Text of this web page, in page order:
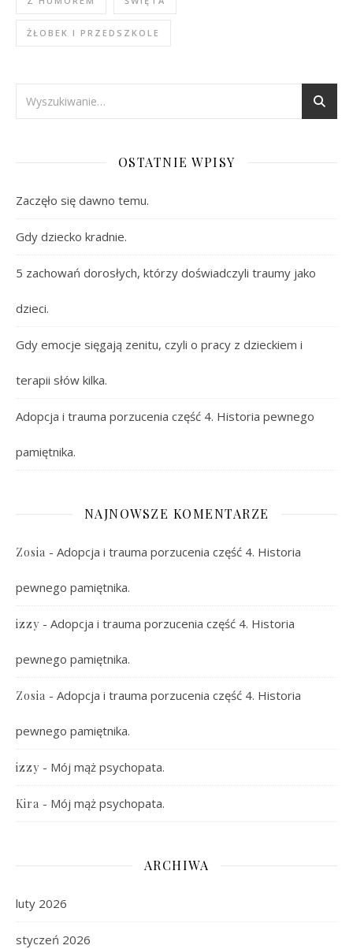
ŻŁOBEK I PRZEDSZKOLE
OSTATNIE WPISY
Zaczęło się dawno temu.
Gdy dziecko kradnie.
5 zachowań dorosłych, którzy doświadczyli traumy jako
dzieci.
Gdy emocje sięgają zenitu, czyli o pracy z dzieckiem i
terapii słów kilka.
Adopcja i trauma porzucenia część 4. Historia pewnego
pamiętnika.
NAJNOWSZE KOMENTARZE
Zosia - Adopcja i trauma porzucenia część 4. Historia
pewnego pamiętnika.
izzy - Adopcja i trauma porzucenia część 4. Historia
pewnego pamiętnika.
Zosia - Adopcja i trauma porzucenia część 4. Historia
pewnego pamiętnika.
izzy - Mój mąż psychopata.
Kira - Mój mąż psychopata.
ARCHIWA
luty 2026
styczeń 2026